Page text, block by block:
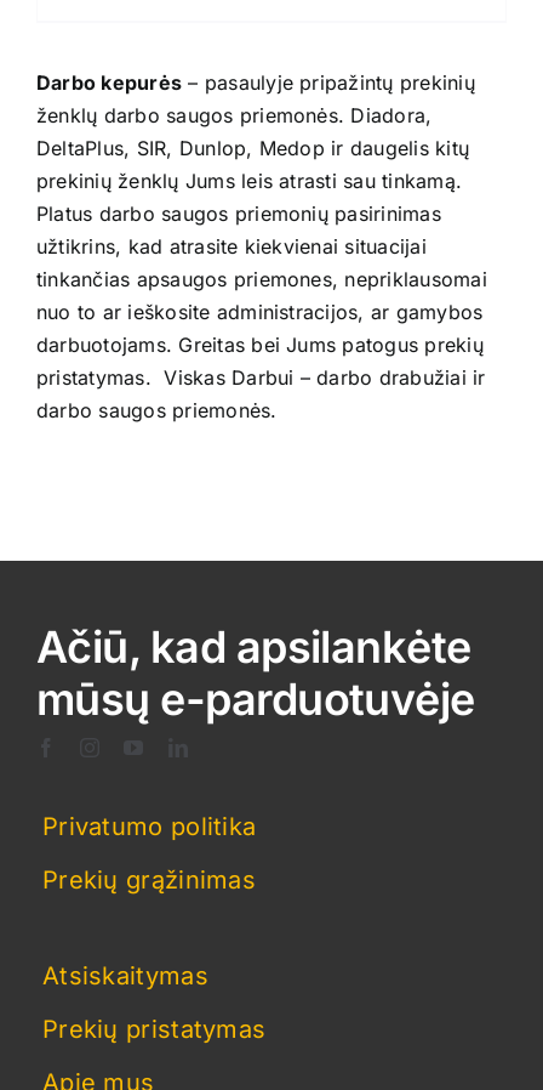
Darbo kepurės – pasaulyje pripažintų prekinių
ženklų darbo saugos priemonės. Diadora,
DeltaPlus, SIR, Dunlop, Medop ir daugelis kitų
prekinių ženklų Jums leis atrasti sau tinkamą.
Platus darbo saugos priemonių pasirinimas
užtikrins, kad atrasite kiekvienai situacijai
tinkančias apsaugos priemones, nepriklausomai
nuo to ar ieškosite administracijos, ar gamybos
darbuotojams. Greitas bei Jums patogus prekių
pristatymas. Viskas Darbui – darbo drabužiai ir
darbo saugos priemonės.
Ačiū, kad apsilankėte
mūsų e-parduotuvėje
Privatumo politika
Prekių grąžinimas
Atsiskaitymas
Prekių pristatymas
Apie mus